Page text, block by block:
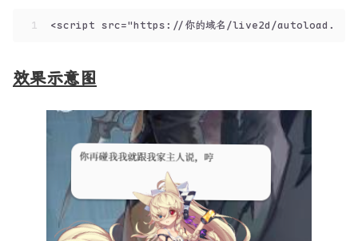
1 <script src="https://你的域名/live2d/
效果示意图